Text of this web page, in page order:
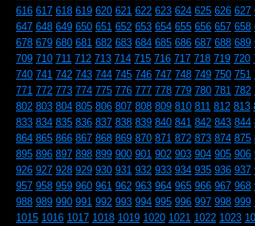
616 617 618 619 620 621 622 623 624 625 626 627
647 648 649 650 651 652 653 654 655 656 657 658
678 679 680 681 682 683 684 685 686 687 688 689
709 710 711 712 713 714 715 716 717 718 719 720
740 741 742 743 744 745 746 747 748 749 750 751
771 772 773 774 775 776 777 778 779 780 781 782
802 803 804 805 806 807 808 809 810 811 812 813
833 834 835 836 837 838 839 840 841 842 843 844
864 865 866 867 868 869 870 871 872 873 874 875
895 896 897 898 899 900 901 902 903 904 905 906
926 927 928 929 930 931 932 933 934 935 936 937
957 958 959 960 961 962 963 964 965 966 967 968
988 989 990 991 992 993 994 995 996 997 998 999
1015 1016 1017 1018 1019 1020 1021 1022 1023